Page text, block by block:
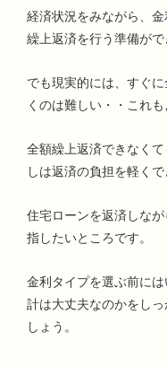
経済状況をみながら、
繰上返済を行う準備がで
でも現実的には、すぐ
くのは難しい・・これも
全額繰上返済できなく
しは返済の負担を軽くで
住宅ローンを返済しな
指したいところです。
金利タイプを選ぶ前に
計は大丈夫なのかをし
しょう。